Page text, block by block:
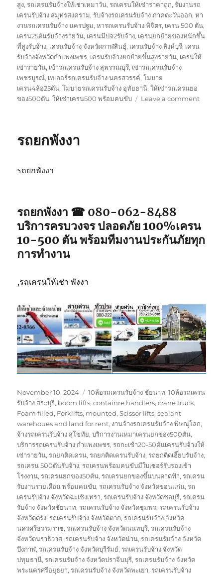
สูง,รถเครนรับจ้างให้เช่าเหมาวัน,รถเครนให้เช่าราคาถูก,รับงานรถ
เครนรับจ้าง สมุทรสงคราม,รับจ้างรถเครนรับจ้าง ภาคตะวันออก,หา
งานรถเครนรับจ้าง นครปฐม,หารถเครนรับจ้าง พิจิตร, เครน 500 ตัน,
เครน25ตันรับจ้างรายวัน, เครนมีปจ2รับจ้าง, เครนยกย้ายของหนักขึ้น
ที่สูงรับจ้าง, เครนรับจ้าง จังหวัดกาฬสินธุ์, เครนรับจ้าง สิงห์บุรี, เครน
รับจ้างจังหวัดกำแพงเพชร, เครนรับจ้างยกย้ายขึ้นสูงรายวัน, เครนให้
เข่ารายวัน, เช้ารถเครนรับจ้าง สุพรรณบุรี, เช่ารถเครนรับจ้าง
เพชรบูรณ์, เทเลอร์รถเครนรับจ้าง นครสวรรค์,โมบาย
เครน4ล้อ25ตัน,โมบายรถเครนรับจ้าง อุทัยธานี,ให้เช่ารถเครนยอ
ของ500ตัน,ให้เช่าเครน500 พร้อมคนขับ Leave a commenton
รถยกพังงา
รถยกพังงา
รถยกพังงา ☎ 080-062-8488
บริการครบวงจร ปลอดภัย 100%เครน
10-500 ตัน พร้อมทีมงานประกันภัยทุก
การทำงาน
,รถเครนให้เช่า พังงา
Posted
on
November 10, 2024 Tags
10ล้อรถเครนรับจ้าง ชัยนาท,10ล้อรถเครน
รับจ้าง สระบุรี, boom lifts,containre handlers,crane truck,
Foam filled, Forklifts, mounted,Scissor lifts,sealant
warehoues and land for rent, งานจ้างรถเครนรับจ้าง พิษณุโลก,
จ้างรถเครนรับจ้าง สุโขทัย,บริการงานเหมาเครนยกของ500ตัน,
บริการรถเครนรับจ้าง กำแพงเพชร,รถกะเช้า20-50ตันเครนรับจ้างให้
เช่ารายวัน,รถยกติดเครน,รถยกติดเครนรับจ้าง,รถยกติดเฮี๊ยบรับจ้าง,
รถเครน 500ตันรับจ้าง,รถเครนพร้อมคนขับมีใบเซอร์รับรองเข้า
โรงงาน,รถเครนยกของ50ตัน,รถเครนยกของขึ้นบนดาดฟ้า,รถเครน
รับงานรายเดือน พร้อมคนขับ,รถเครนรับจ้าง จังหวัดขอนแก่น,รถ
เครนรับจ้าง จังหวัดฉะเชิงเทรา,รถเครนรับจ้าง จังหวัดชลบุรี,รถเครน
รับจ้าง จังหวัดชัยนาท,รถเครนรับจ้าง จังหวัดชุมพร,รถเครนรับจ้าง
จังหวัดตรัง,รถเครนรับจ้าง จังหวัดตาก,รถเครนรับจ้าง จังหวัด
นครศรีธรรมราช,รถเครนรับจ้าง จังหวัดนนทบุรี,รถเครนรับจ้าง
จังหวัดนราธิวาส,รถเครนรับจ้าง จังหวัดน่าน,รถเครนรับจ้าง จังหวัด
บึงกาฬ,รถเครนรับจ้าง จังหวัดบุรีรัมย์,รถเครนรับจ้าง จังหวัด
ปทุมธานี,รถเครนรับจ้าง จังหวัดปราจีนบุรี,รถเครนรับจ้าง จังหวัด
พระนครศรีอยุธยา,รถเครนรับจ้าง จังหวัดพะเยา,รถเครนรับจ้าง